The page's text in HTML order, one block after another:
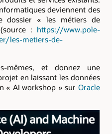
deviennent des
dossier « les métiers de
: https://www.pole-
les-metiers-de-
mêmes, et donnez une
en laissant les données
« AI workshop » sur Oracle